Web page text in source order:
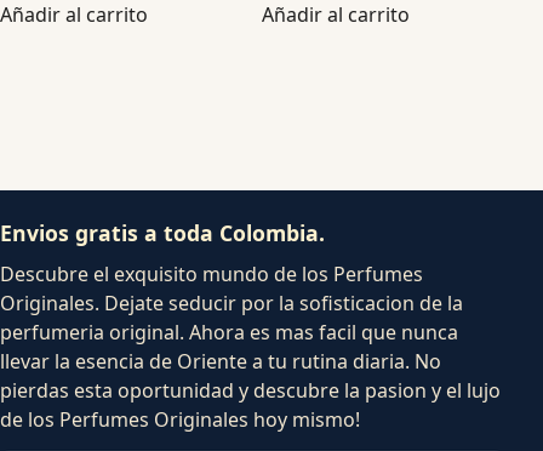
Añadir al carrito Añadir al carrito
Envios gratis a toda Colombia.
Descubre el exquisito mundo de los Perfumes
Originales. Dejate seducir por la sofisticacion de la
perfumeria original. Ahora es mas facil que nunca
llevar la esencia de Oriente a tu rutina diaria. No
pierdas esta oportunidad y descubre la pasion y el lujo
de los Perfumes Originales hoy mismo!